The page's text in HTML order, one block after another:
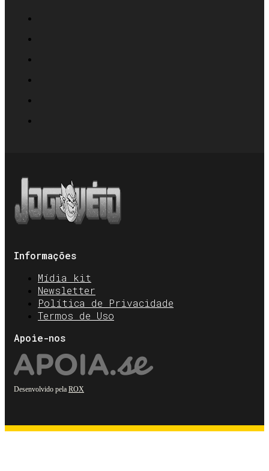
Informações
Mídia kit
Newsletter
Política de Privacidade
Termos de Uso
Apoie-nos
Desenvolvido pela ROX